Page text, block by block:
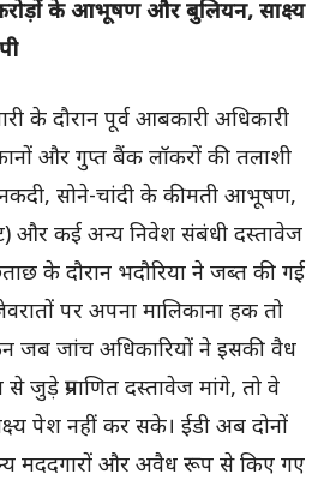
के आभूषण और बुलियन, साक्ष्य
के दौरान पूर्व आबकारी अधिकारी
और गुप्त बैंक लॉकरों की तलाशी
नकदी, सोने-चांदी के कीमती आभूषण,
और कई अन्य निवेश संबंधी दस्तावेज
के दौरान भदौरिया ने जब्त की गई
पर अपना मालिकाना हक तो
जब जांच अधिकारियों ने इसकी वैध
प्रमाणित दस्तावेज मांगे, तो वे
पेश नहीं कर सके। ईडी अब दोनों
मददगारों और अवैध रूप से किए गए